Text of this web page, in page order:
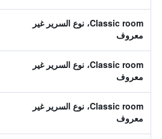
Classic room، نوع السرير غير
معروف
Classic room، نوع السرير غير
معروف
Classic room، نوع السرير غير
معروف